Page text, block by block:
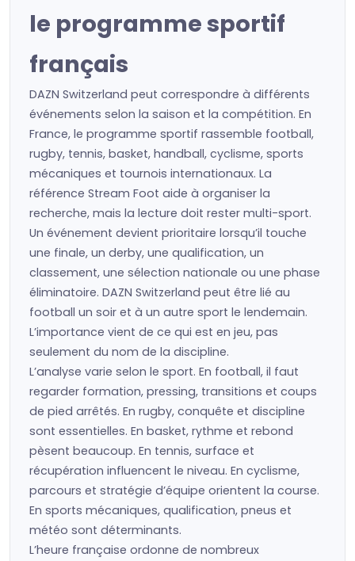
le programme sportif
français
DAZN Switzerland peut correspondre à différents
événements selon la saison et la compétition. En
France, le programme sportif rassemble football,
rugby, tennis, basket, handball, cyclisme, sports
mécaniques et tournois internationaux. La
référence Stream Foot aide à organiser la
recherche, mais la lecture doit rester multi-sport.
Un événement devient prioritaire lorsqu’il touche
une finale, un derby, une qualification, un
classement, une sélection nationale ou une phase
éliminatoire. DAZN Switzerland peut être lié au
football un soir et à un autre sport le lendemain.
L’importance vient de ce qui est en jeu, pas
seulement du nom de la discipline.
L’analyse varie selon le sport. En football, il faut
regarder formation, pressing, transitions et coups
de pied arrêtés. En rugby, conquête et discipline
sont essentielles. En basket, rythme et rebond
pèsent beaucoup. En tennis, surface et
récupération influencent le niveau. En cyclisme,
parcours et stratégie d’équipe orientent la course.
En sports mécaniques, qualification, pneus et
météo sont déterminants.
L’heure française ordonne de nombreux